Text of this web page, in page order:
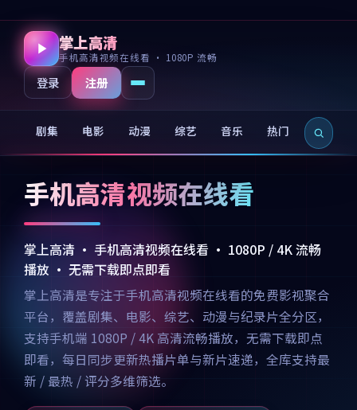
掌上高清
手机高清视频在线看 · 1080P 流畅
登录 注册
剧集 电影 动漫 综艺 音乐 热门 新片
手机高清视频在线看
掌上高清 · 手机高清视频在线看 · 1080P / 4K 流畅
播放 · 无需下载即点即看
掌上高清是专注于手机高清视频在线看的免费影视聚合
平台，覆盖剧集、电影、综艺、动漫与纪录片全分区，
支持手机端 1080P / 4K 高清流畅播放，无需下载即点
即看，每日同步更新热播片单与新片速递，全库支持最
新 / 最热 / 评分多维筛选。